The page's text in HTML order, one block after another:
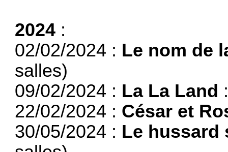
2024 :
02/02/2024 : Le nom de
salles)
09/02/2024 : La La Land
22/02/2024 : César et
30/05/2024 : Le hussard